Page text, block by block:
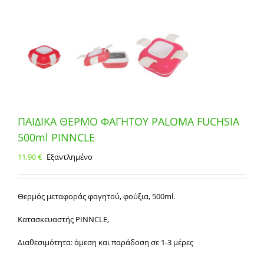
ΠΑΙΔΙΚΑ ΘΕΡΜΟ ΦΑΓΗΤΟΥ PALOMA FUCHSIA
500ml PINNCLE
11,90€ Εξαντλημένο
Θερμός μεταφοράς φαγητού, φούξια, 500ml.
Κατασκευαστής PINNCLE,
Διαθεσιμότητα: άμεση και παράδοση σε 1-3 μέρες